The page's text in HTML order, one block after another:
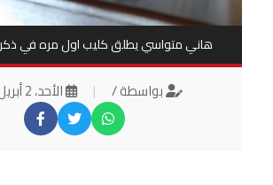
هاني متواسي يطلق كليب اول مره في
بواسطة / | الأحد، 2 أبريل 2017